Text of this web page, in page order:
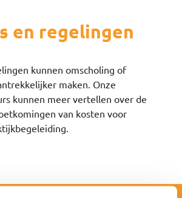
en regelingen
kunnen omscholing of
maken. Onze
kunnen meer vertellen over de
van kosten voor